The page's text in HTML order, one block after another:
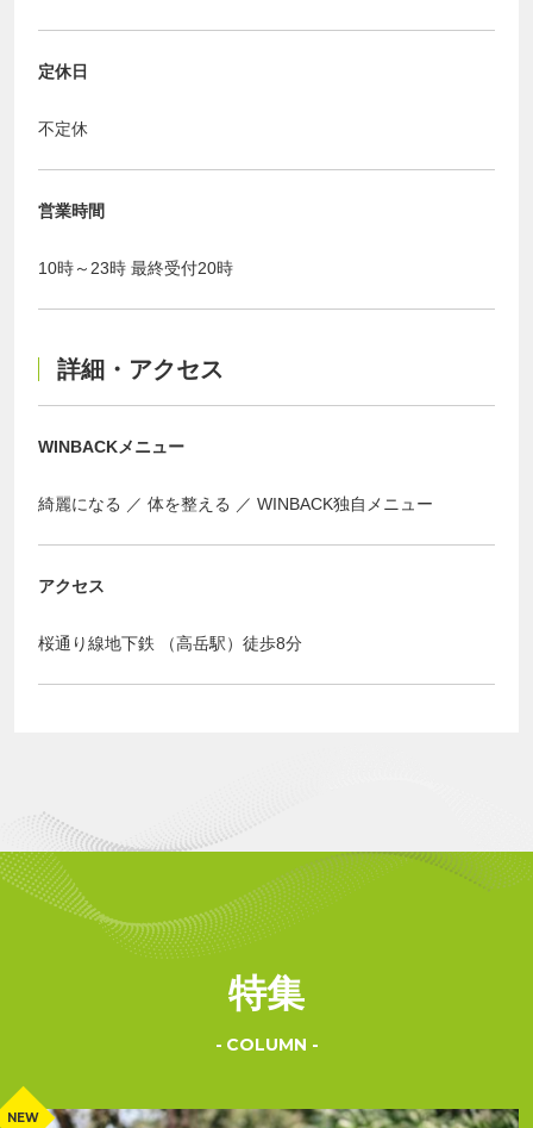
定休日
不定休
営業時間
10時～23時 最終受付20時
詳細・アクセス
WINBACKメニュー
綺麗になる 体を整える WINBACK独自メニュー
アクセス
桜通り線地下鉄 （高岳駅）徒歩8分
特集
COLUMN